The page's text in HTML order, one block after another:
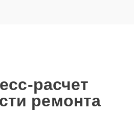
расчет
ремонта